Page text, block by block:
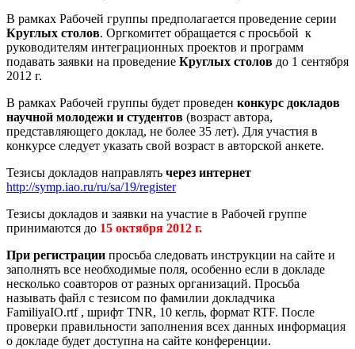
В рамках Рабочей группы предполагается проведение серии
Круглых столов. Оргкомитет обращается с просьбой к
руководителям интеграционных проектов и программ
подавать заявки на проведение Круглых столов до 1 сентября
2012 г.
В рамках Рабочей группы будет проведен конкурс докладов
научной молодежи и студентов (возраст автора,
представляющего доклад, не более 35 лет). Для участия в
конкурсе следует указать свой возраст в авторской анкете.
Тезисы докладов направлять через интернет
http://symp.iao.ru/ru/sa/19/register
Тезисы докладов и заявки на участие в Рабочей группе
принимаются до 15 октября 2012 г.
При регистрации просьба следовать инструкции на сайте и
заполнять все необходимые поля, особенно если в докладе
несколько соавторов от разных организаций. Просьба
называть файл с тезисом по фамилии докладчика
FamiliyaIO.rtf , шрифт TNR, 10 кегль, формат RTF. После
проверки правильности заполнения всех данных информация
о докладе будет доступна на сайте конференции.